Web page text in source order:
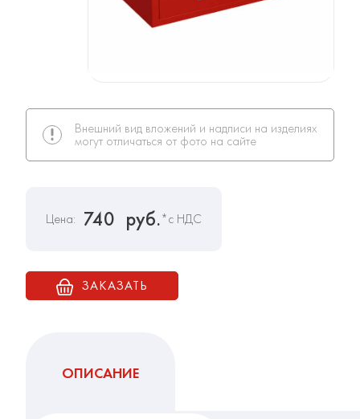
Внешний вид вложений и надписи на изделиях
могут отличаться от фото на сайте
Цена: 740 руб.*с НДС
ЗАКАЗАТЬ
ОПИСАНИЕ